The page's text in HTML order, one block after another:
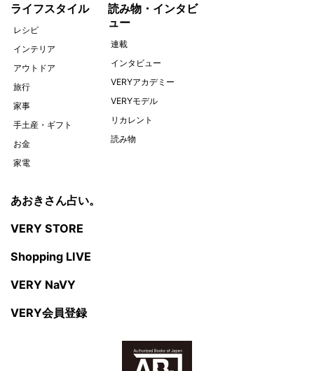
ライフスタイル
レシピ
インテリア
アウトドア
旅行
家事
手土産・ギフト
お金
家電
読み物・インタビ
ュー
連載
インタビュー
VERYアカデミー
VERYモデル
リカレント
読み物
あおきさん占い。
VERY STORE
Shopping LIVE
VERY NaVY
VERY会員登録